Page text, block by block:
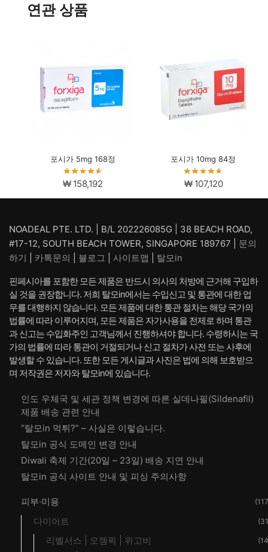
연관 상품
포시가 5mg 168정
₩158,192
포시가 10mg 84정
₩107,120
NOADEAL PTE. LTD. | B/L 202226085G | 38 BEACH ROAD,
#17-12, SOUTH BEACH TOWER, SINGAPORE 189767 | 문의
하기
카톡문의 블로그 사이트맵 탈모in
핀페시아를 포함한 모든 제품은 반드시 의사의 처방에 근거해 구입하
실 것을 권장합니다. 저희 탈모in에서는 수입신고 및 통관에 대한 업
무를 대행하지 않습니다. 모든 제품에 대한 통관 절차는 해당 국가의
법률에 따라 이루어지며, 모든 제품은 자가사용을 전제로 하며 통관
과 신고는 수입화주인 고객님께서 진행하셔야 합니다. 수령하시는 국
가의 법률에 따라 통관이 거절되거나 신고 절차가 사전 또는 사후에
발생할 수 있습니다. 또한 모든 게시글과 사진은 법에 의해 보호받으
며 저작권은 저자와 탈모in에 있습니다.
인도 우체국 및 세관 정책 변경에 따른 실데나필(Sildenafil)
제품 배송 관련 안내
“탈모in 먹튀?” – 사실은 이렇습니다.
탈모in 공식 도메인 변경 안내
Diwali 축제 기간(20일 – 23일) 배송 지연 안내
탈모in 공식 사이트 안내 및 피싱 주의사항
피부·미용
다이어트
리벨서스 | 오젬픽 | 위고비